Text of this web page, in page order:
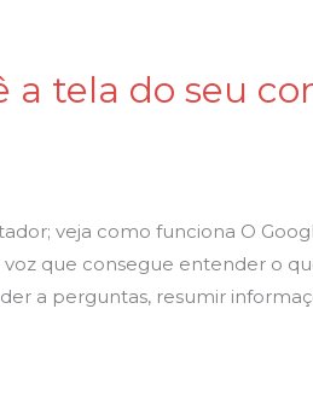
a tela do seu
veja como funciona O
que consegue entender o
a perguntas, resumir